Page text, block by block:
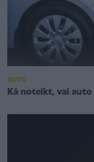
AUTO
Kā noteikt, vai